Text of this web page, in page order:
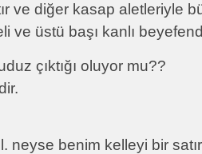
ve diğer kasap aletleriyle
ve üstü başı kanlı
çıktığı oluyor mu??
neyse benim kelleyi bir